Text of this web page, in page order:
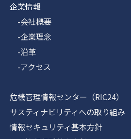
企業情報
-会社概要
-企業理念
-沿革
-アクセス
危機管理情報センター（RIC24）
サスティナビリティへの取り組み
情報セキュリティ基本方針